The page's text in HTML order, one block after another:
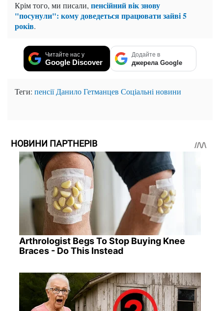
Крім того, ми писали, пенсійний вік знову
"посунули": кому доведеться працювати зайві 5
років.
Читайте нас у
Google Discover
Додайте в
джерела Google
Теги: пенсіїДанило Гетманцев Соціальні новини
НОВИНИ ПАРТНЕРІВ
Arthrologist Begs To Stop Buying Knee
Braces - Do This Instead